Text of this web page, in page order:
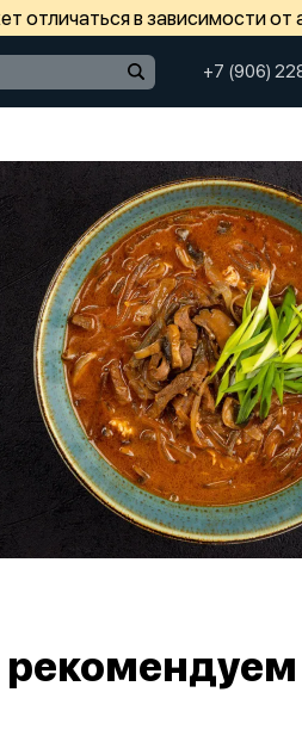
отличаться в зависимости
+7 (906)